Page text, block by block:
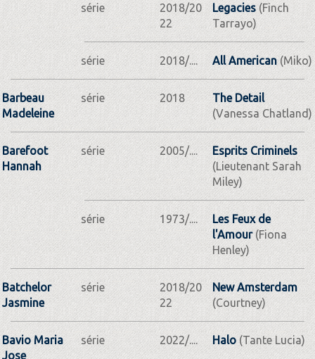
série
2018/20
22
Legacies(Finch
Tarrayo)
série 2018/.... All American(Miko)
Barbeau
Madeleine
série 2018
The Detail
(Vanessa Chatland)
Barefoot
Hannah
série 2005/....
Esprits Criminels
(Lieutenant Sarah
Miley)
série 1973/....
Les Feux de
l'Amour(Fiona
Henley)
Batchelor
Jasmine
série
2018/20
22
New Amsterdam
(Courtney)
Bavio Maria
Jose
série 2022/.... Halo(Tante Lucia)